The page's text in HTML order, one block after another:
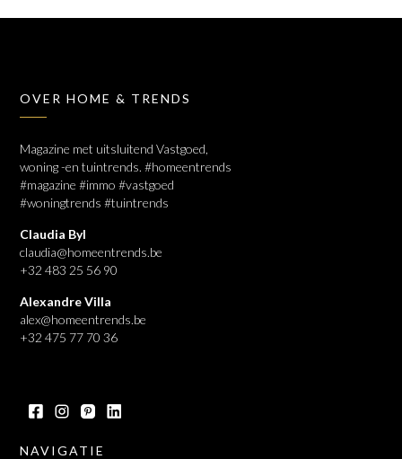
OVER HOME & TRENDS
Magazine met uitsluitend Vastgoed,
woning -en tuintrends. #homeentrends
#magazine #immo #vastgoed
#woningtrends #tuintrends
Claudia Byl
claudia@homeentrends.be
+32 483 25 56 90
Alexandre Villa
alex@homeentrends.be
+32 475 77 70 36
NAVIGATIE